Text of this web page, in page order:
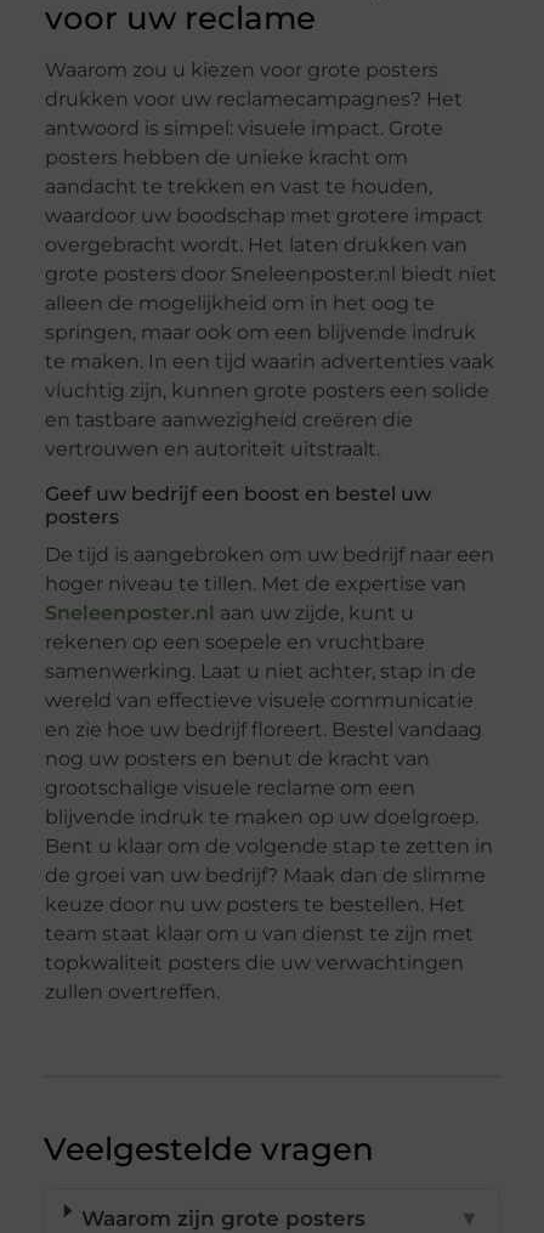
voor uw reclame
Waarom zou u kiezen voor grote posters
drukken voor uw reclamecampagnes? Het
antwoord is simpel: visuele impact. Grote
posters hebben de unieke kracht om
aandacht te trekken en vast te houden,
waardoor uw boodschap met grotere impact
overgebracht wordt. Het laten drukken van
grote posters door Sneleenposter.nl biedt niet
alleen de mogelijkheid om in het oog te
springen, maar ook om een blijvende indruk
te maken. In een tijd waarin advertenties vaak
vluchtig zijn, kunnen grote posters een solide
en tastbare aanwezigheid creëren die
vertrouwen en autoriteit uitstraalt.
Geef uw bedrijf een boost en bestel uw
posters
De tijd is aangebroken om uw bedrijf naar een
hoger niveau te tillen. Met de expertise van
Sneleenposter.nl aan uw zijde, kunt u
rekenen op een soepele en vruchtbare
samenwerking. Laat u niet achter, stap in de
wereld van effectieve visuele communicatie
en zie hoe uw bedrijf floreert. Bestel vandaag
nog uw posters en benut de kracht van
grootschalige visuele reclame om een
blijvende indruk te maken op uw doelgroep.
Bent u klaar om de volgende stap te zetten in
de groei van uw bedrijf? Maak dan de slimme
keuze door nu uw posters te bestellen. Het
team staat klaar om u van dienst te zijn met
topkwaliteit posters die uw verwachtingen
zullen overtreffen.
Veelgestelde vragen
Waarom zijn grote posters
▼